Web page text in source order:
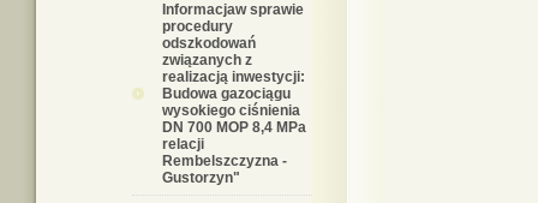
Informacjaw sprawie
procedury
odszkodowań
związanych z
realizacją inwestycji:
Budowa gazociągu
wysokiego ciśnienia
DN 700 MOP 8,4 MPa
relacji
Rembelszczyzna -
Gustorzyn"